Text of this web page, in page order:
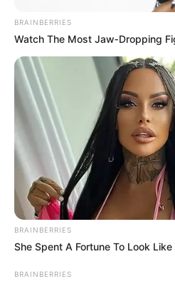
BRAINBERRIES
Watch The Most Jaw‑Dropping
BRAINBERRIES
She Spent A Fortune To Look
BRAINBERRIES